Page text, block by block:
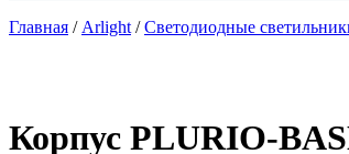
Главная / Arlight /Светодиодные
Корпус PLURIO-